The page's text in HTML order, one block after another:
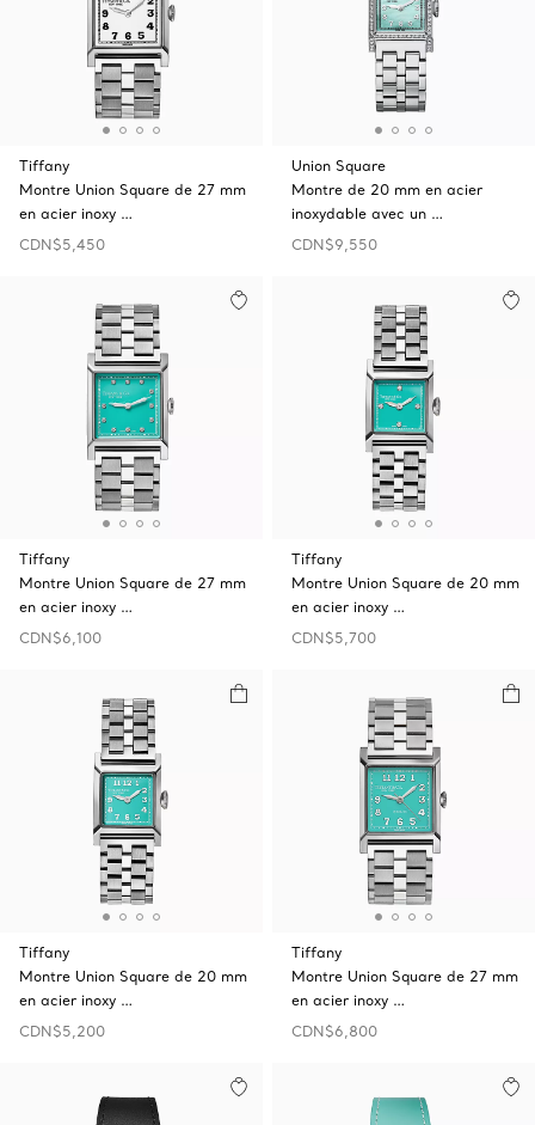
Tiffany
Montre Union Square de 27 mm
en acier inoxy …
CDN$5,450
Union Square
Montre de 20 mm en acier
inoxydable avec un …
CDN$9,550
Tiffany
Montre Union Square de 27 mm
en acier inoxy …
CDN$6,100
Tiffany
Montre Union Square de 20 mm
en acier inoxy …
CDN$5,700
Tiffany
Montre Union Square de 20 mm
en acier inoxy …
CDN$5,200
Tiffany
Montre Union Square de 27 mm
en acier inoxy …
CDN$6,800